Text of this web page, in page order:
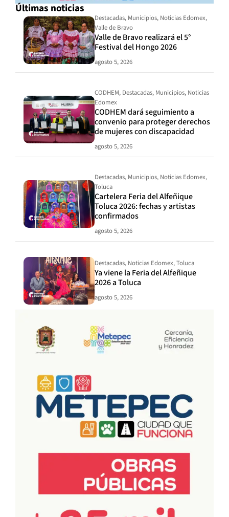
Últimas noticias
Destacadas, Municipios, Noticias Edomex,
Valle de Bravo
Valle de Bravo realizará el 5°
Festival del Hongo 2026
agosto 5, 2026
CODHEM, Destacadas, Municipios, Noticias
Edomex
CODHEM dará seguimiento a
convenio para proteger derechos
de mujeres con discapacidad
agosto 5, 2026
Destacadas, Municipios, Noticias Edomex,
Toluca
Cartelera Feria del Alfeñique
Toluca 2026: fechas y artistas
confirmados
agosto 5, 2026
Destacadas, Noticias Edomex,Toluca
Ya viene la Feria del Alfeñique
2026 a Toluca
agosto 5, 2026